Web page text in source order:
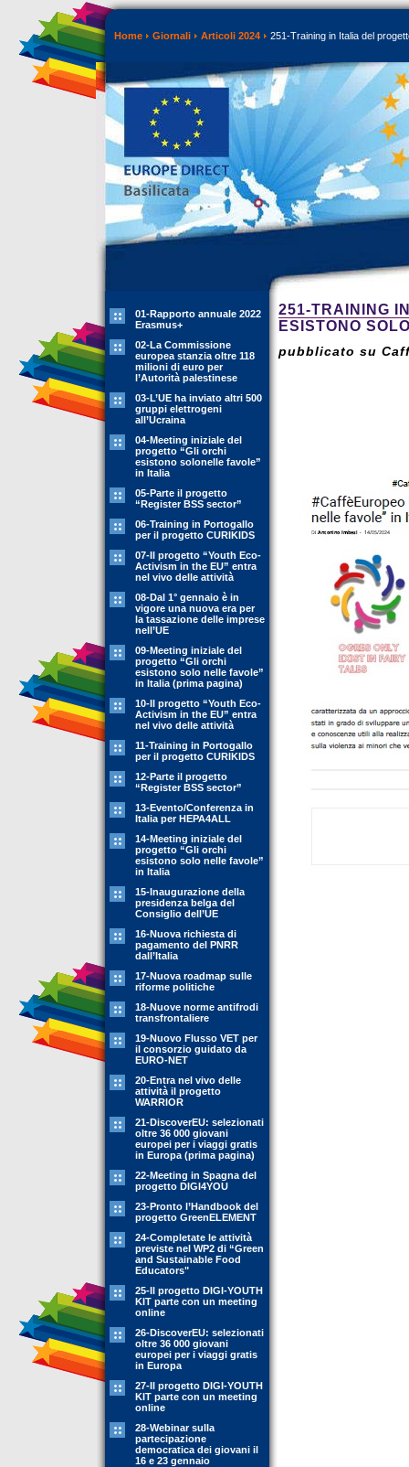
Home Giornali Articoli 2024 251-Training in Italia del
01-Rapporto annuale 2022
Erasmus+
02-La Commissione
europea stanzia oltre 118
milioni di euro per
l’Autorità palestinese
03-L’UE ha inviato altri 500
gruppi elettrogeni
all’Ucraina
04-Meeting iniziale del
progetto “Gli orchi
esistono solonelle favole”
in Italia
05-Parte il progetto
“Register BSS sector”
06-Training in Portogallo
per il progetto CURIKIDS
07-Il progetto “Youth Eco-
Activism in the EU” entra
nel vivo delle attività
08-Dal 1° gennaio è in
vigore una nuova era per
la tassazione delle imprese
nell’UE
09-Meeting iniziale del
progetto “Gli orchi
esistono solo nelle favole”
in Italia (prima pagina)
10-Il progetto “Youth Eco-
Activism in the EU” entra
nel vivo delle attività
11-Training in Portogallo
per il progetto CURIKIDS
12-Parte il progetto
“Register BSS sector”
13-Evento/Conferenza in
Italia per HEPA4ALL
14-Meeting iniziale del
progetto “Gli orchi
esistono solo nelle favole”
in Italia
15-Inaugurazione della
presidenza belga del
Consiglio dell’UE
16-Nuova richiesta di
pagamento del PNRR
dall’Italia
17-Nuova roadmap sulle
riforme politiche
18-Nuove norme antifrodi
transfrontaliere
19-Nuovo Flusso VET per
il consorzio guidato da
EURO-NET
20-Entra nel vivo delle
attività il progetto
WARRIOR
21-DiscoverEU: selezionati
oltre 36 000 giovani
europei per i viaggi gratis
in Europa (prima pagina)
22-Meeting in Spagna del
progetto DIGI4YOU
23-Pronto l’Handbook del
progetto GreenELEMENT
24-Completate le attività
previste nel WP2 di “Green
and Sustainable Food
Educators"
25-Il progetto DIGI-YOUTH
KIT parte con un meeting
online
26-DiscoverEU: selezionati
oltre 36 000 giovani
europei per i viaggi gratis
in Europa
27-Il progetto DIGI-YOUTH
KIT parte con un meeting
online
28-Webinar sulla
partecipazione
democratica dei giovani il
16 e 23 gennaio
251-TRAINING
ESISTONO
pubblicato su